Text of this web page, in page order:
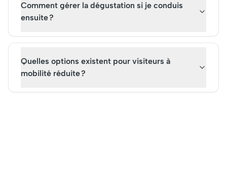
Comment gérer la dégustation si je conduis
ensuite ?
Quelles options existent pour visiteurs à
mobilité réduite ?